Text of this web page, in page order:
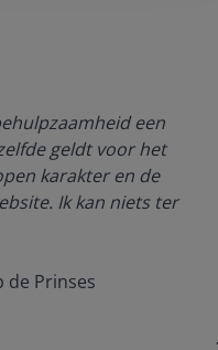
een
geldt voor het
karakter en de
Ik kan niets ter
de Prinses